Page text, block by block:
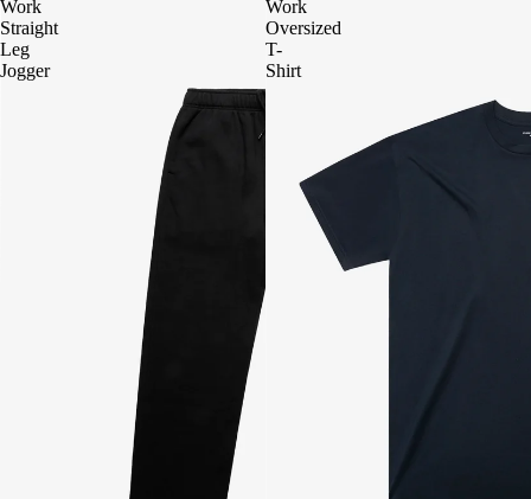
Work
Straight
Leg
Jogger
Work
Oversized
T-
Shirt